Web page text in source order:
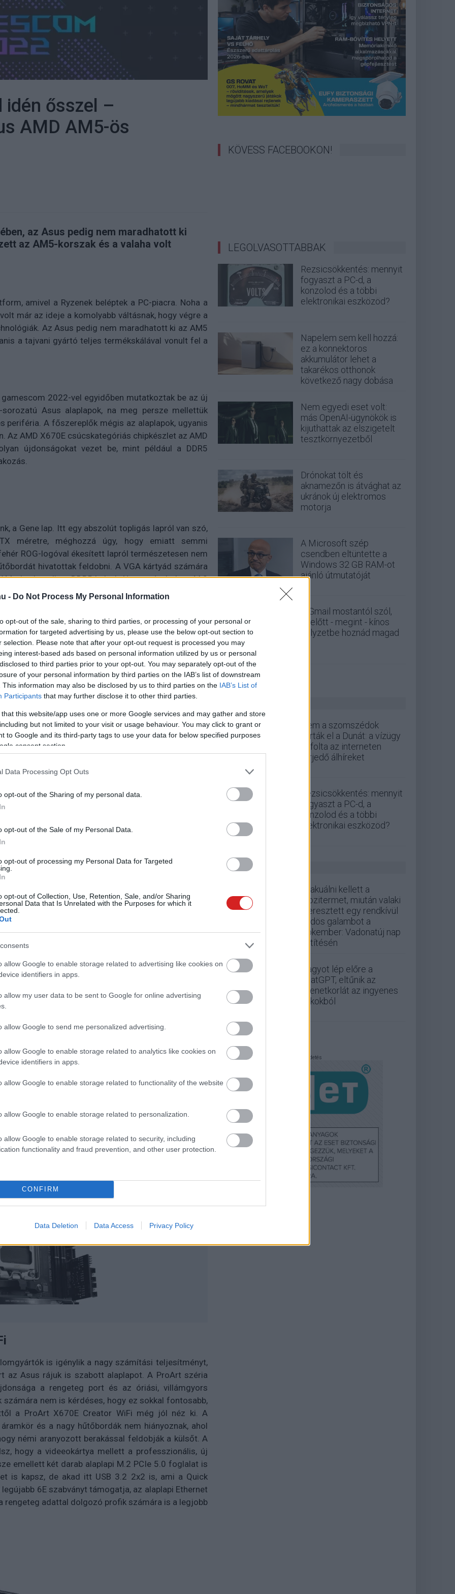
- Do Not Process My Personal Information
opt-out of the sale, sharing to third parties, or processing of your personal or
for targeted advertising by us, please use the below opt-out section to
selection. Please note that after your opt-out request is processed you may
interest-based ads based on personal information utilized by us or personal
to third parties prior to your opt-out. You may separately opt-out of the
of your personal information by third parties on the IAB’s list of downstream
This information may also be disclosed by us to third parties on the IAB’s List of
Participants that may further disclose it to other third parties.
that this website/app uses one or more Google services and may gather and store
but not limited to your visit or usage behaviour. You may click to grant or
to Google and its third-party tags to use your data for below specified purposes
consent section.
Data Processing Opt Outs
opt-out of the Sharing of my personal data.
opt-out of the Sale of my Personal Data.
opt-out of processing my Personal Data for Targeted
opt-out of Collection, Use, Retention, Sale, and/or Sharing
Data that Is Unrelated with the Purposes for which it
allow Google to enable storage related to advertising like cookies on
identifiers in apps.
allow my user data to be sent to Google for online advertising
allow Google to send me personalized advertising.
allow Google to enable storage related to analytics like cookies on
identifiers in apps.
allow Google to enable storage related to functionality of the website
allow Google to enable storage related to personalization.
allow Google to enable storage related to security, including
functionality and fraud prevention, and other user protection.
CONFIRM
Data Deletion Data Access Privacy Policy
idén ősszel –
AMD AM5-ös
az Asus pedig nem maradhatott ki
az AM5-korszak és a valaha volt
amivel a Ryzenek beléptek a PC-piacra. Noha a
már az ideje a komolyabb váltásnak, hogy végre a
Az Asus pedig nem maradhatott ki az AM5
a tajvani gyártó teljes termékskálával vonult fel a
2022-vel egyidőben mutatkoztak be az új
Asus alaplapok, na meg persze mellettük
periféria. A főszereplők mégis az alaplapok, ugyanis
Az AMD X670E csúcskategóriás chipkészlet az AMD
újdonságokat vezet be, mint például a DDR5
a Gene lap. Itt egy abszolút topligás lapról van szó,
méretre, méghozzá úgy, hogy emiatt semmi
ROG-logóval ékesített lapról természetesen nem
hivatottak feldobni. A VGA kártyád számára
oknak pedig a DDR5 helyek. Nem spóroltak az M.2
PCIe 5.0-s, vagyis a hamarosan érkező, 10 GB/s
majd új PC-dbe. Nagyon csodálkoztunk volna,
is tették: 16+2-fázisú áramkör várja a legerősebb
GbE LAN-t, USB4-et, előlapi USB 3.2 Gen 2x2-t (ez
fért még egy Wi-Fi 6E vezérlő is.
mérnöki bravúr a Strix X670E-I, ami szintén
a lehető legkisebb szabványú. Ennek ellenére az
bivalyerős videokártyákat is kiszolgáló PCIe
SSD-nek fenntartott rész, amelyek közül az egyik
kritikusan fontos, hogy rend legyen, miközben a
Asus ezt a chipkészlettel közös M.2 bordával
le géped. Ilyen kicsi lapnál a szerelés különösen
mint például a ROG FPS-II kártya, hogy
ott lapul egy ALC4050 hangkodek és egy high-
lehető legjobb hangzást tudd kinyerni miniatűr, de
3.2 Gen2-es Type-C portot 10 Gb/s sebességgel,
egyéb problémát kényelmesen diagnosztizálhass,
gombok is.
is igénylik a nagy számítási teljesítményt,
az Asus rájuk is szabott alaplapot. A ProArt széria
a rengeteg port és az óriási, villámgyors
nem is kérdéses, hogy ez sokkal fontosabb,
a ProArt X670E Creator WiFi még jól néz ki. A
és a nagy hűtőbordák nem hiányoznak, ahol
némi aranyozott berakással feldobják a külsőt. A
hogy a videeokártya mellett a professzionális, új
emellett két darab alaplapi M.2 PCIe 5.0 foglalat is
is kapsz, de akad itt USB 3.2 2x2 is, ami a Quick
6E szabványt támogatja, az alaplapi Ethernet
rengeteg adattal dolgozó profik számára is a legjobb
KÖVESS FACEBOOKON!
LEGOLVASOTTABBAK
Rezsicsökkentés: mennyit
fogyaszt a PC-d, a
konzolod és a többi
elektronikai eszközöd?
Napelem sem kell hozzá:
ez a konnektoros
akkumulátor lehet a
takarékos otthonok
következő nagy dobása
Nem egyedi eset volt:
más OpenAI-ügynökök is
kijuthattak az elszigetelt
tesztkörnyezetből
Drónokat tölt és
aknamezőn is átvághat az
ukránok új elektromos
motorja
A Microsoft szép
csendben eltüntette a
Windows 32 GB RAM-ot
ajánló útmutatóját
A Gmail mostantól szól,
mielőtt - megint - kínos
helyzetbe hoznád magad
Nem a szomszédok
zárták el a Dunát: a vízügy
cáfolta az interneten
terjedő álhíreket
Rezsicsökkentés: mennyit
fogyaszt a PC-d, a
konzolod és a többi
elektronikai eszközöd?
GS HÍREK
Evakuálni kellett a
mozitermet, miután valaki
eleresztett egy rendkívül
büdös galambot a
Pókember: Vadonatúj nap
vetítésén
Nagyot lép előre a
ChatGPT, eltűnik az
üzenetkorlát az ingyenes
fiókokból
Hirdetés